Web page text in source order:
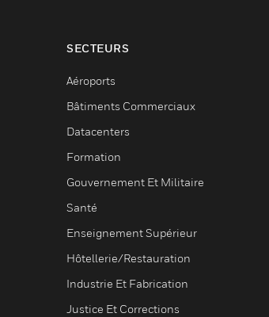
SECTEURS
Aéroports
Bâtiments Commerciaux
Datacenters
Formation
Gouvernement Et Militaire
Santé
Enseignement Supérieur
Hôtellerie/Restauration
Industrie Et Fabrication
Justice Et Corrections